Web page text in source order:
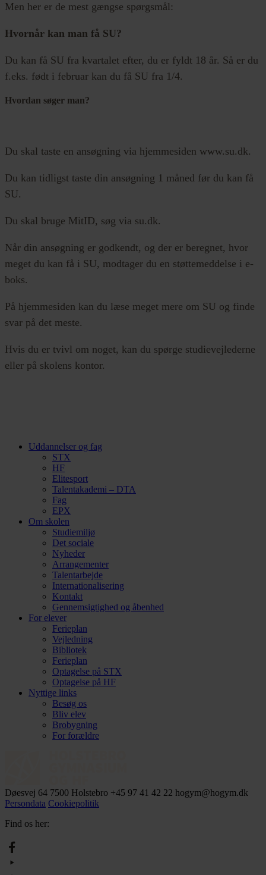
Men her er de mest gængse spørgsmål:
Hvornår kan man få SU?
Du kan få SU fra kvartalet efter, du er fyldt 18 år. Så er du
f.eks. født i februar kan du få SU fra 1/4.
Hvordan søger man?
Du skal taste en ansøgning via hjemmesiden www.su.dk.
Du kan tidligst taste din ansøgning 1 måned før du kan få
SU.
Du skal bruge MitID, søg via su.dk.
Når din ansøgning er godkendt, og der er beregnet, hvor
meget du kan få i SU, modtager du en støttemeddelse i e-
boks.
På hjemmesiden kan du læse meget mere om SU og finde
svar på det meste.
Hvis du er tvivl om noget, kan du spørge studievejlederne
eller på skolens kontor.
Uddannelser og fag
STX
HF
Elitesport
Talentakademi – DTA
Fag
EPX
Om skolen
Studiemiljø
Det sociale
Nyheder
Arrangementer
Talentarbejde
Internationalisering
Kontakt
Gennemsigtighed og åbenhed
For elever
Ferieplan
Vejledning
Bibliotek
Ferieplan
Optagelse på STX
Optagelse på HF
Nyttige links
Besøg os
Bliv elev
Brobygning
For forældre
Døesvej 64 7500 Holstebro +45 97 41 42 22 hogym@hogym.dk
Persondata Cookiepolitik
Find os her: